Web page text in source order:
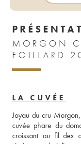
MORGON
FOILLARD
LA CUVÉE
Joyau du cru
cuvée phare du
croissant au fil des